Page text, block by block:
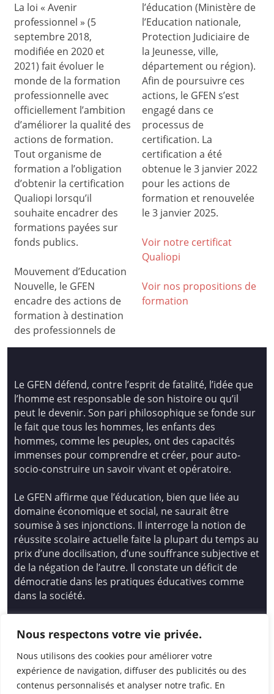
Nous respectons votre vie privée.
Nous utilisons des cookies pour améliorer votre
expérience de navigation, diffuser des publicités ou des
contenus personnalisés et analyser notre trafic. En
La loi « Avenir
professionnel » (5
septembre 2018,
modifiée en 2020 et
2021) fait évoluer le
monde de la formation
professionnelle avec
officiellement l’ambition
d’améliorer la qualité des
actions de formation.
Tout organisme de
formation a l’obligation
d’obtenir la certification
Qualiopi lorsqu’il
souhaite encadrer des
formations payées sur
fonds publics.
Mouvement d’Education
Nouvelle, le GFEN
encadre des actions de
formation à destination
des professionnels de
l’éducation (Ministère de
l’Education nationale,
Protection Judiciaire de
la Jeunesse, ville,
département ou région).
Afin de poursuivre ces
actions, le GFEN s’est
engagé dans ce
processus de
certification. La
certification a été
obtenue le 3 janvier 2022
pour les actions de
formation et renouvelée
le 3 janvier 2025.
Voir notre certificat
Qualiopi
Voir nos propositions de
formation
Le GFEN défend, contre l’esprit de fatalité, l’idée que
l’homme est responsable de son histoire ou qu’il
peut le devenir. Son pari philosophique se fonde sur
le fait que tous les hommes, les enfants des
hommes, comme les peuples, ont des capacités
immenses pour comprendre et créer, pour auto-
socio-construire un savoir vivant et opératoire.
Le GFEN affirme que l’éducation, bien que liée au
domaine économique et social, ne saurait être
soumise à ses injonctions. Il interroge la notion de
réussite scolaire actuelle faite la plupart du temps au
prix d’une docilisation, d’une souffrance subjective et
de la négation de l’autre. Il constate un déficit de
démocratie dans les pratiques éducatives comme
dans la société.
Nouvelle
14 avenue Spinoza 94200 Ivry Sur Seine
01 46 72 53 17 – gfen@gfen.asso.fr